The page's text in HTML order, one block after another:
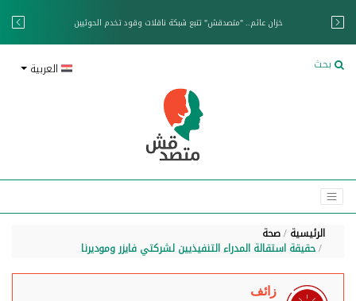
خزان عائم.. "متصدقش" تتبع شبكة ناقلات وقود تخدم الحوثيين
بحث العربية
الرئيسية صحة
حقيقة استقالة المدراء التنفيذيين لشركتي فايزر وموديرنا
زائف